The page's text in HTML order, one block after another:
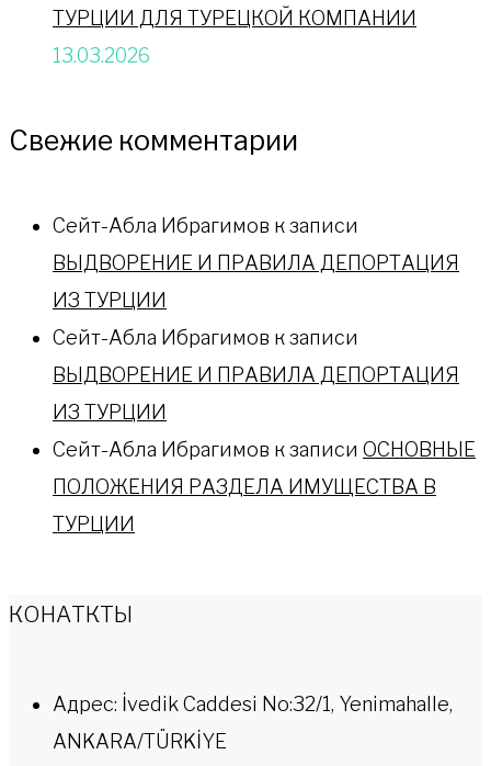
ТУРЦИИ ДЛЯ ТУРЕЦКОЙ КОМПАНИИ
13.03.2026
Свежие комментарии
Сейт-Абла Ибрагимов к записи
ВЫДВОРЕНИЕ И ПРАВИЛА ДЕПОРТАЦИЯ
ИЗ ТУРЦИИ
Сейт-Абла Ибрагимов к записи
ВЫДВОРЕНИЕ И ПРАВИЛА ДЕПОРТАЦИЯ
ИЗ ТУРЦИИ
Сейт-Абла Ибрагимов к записи ОСНОВНЫЕ
ПОЛОЖЕНИЯ РАЗДЕЛА ИМУЩЕСТВА В
ТУРЦИИ
КОНАТКТЫ
Адрес: İvedik Caddesi No:32/1, Yenimahalle,
ANKARA/TÜRKİYE